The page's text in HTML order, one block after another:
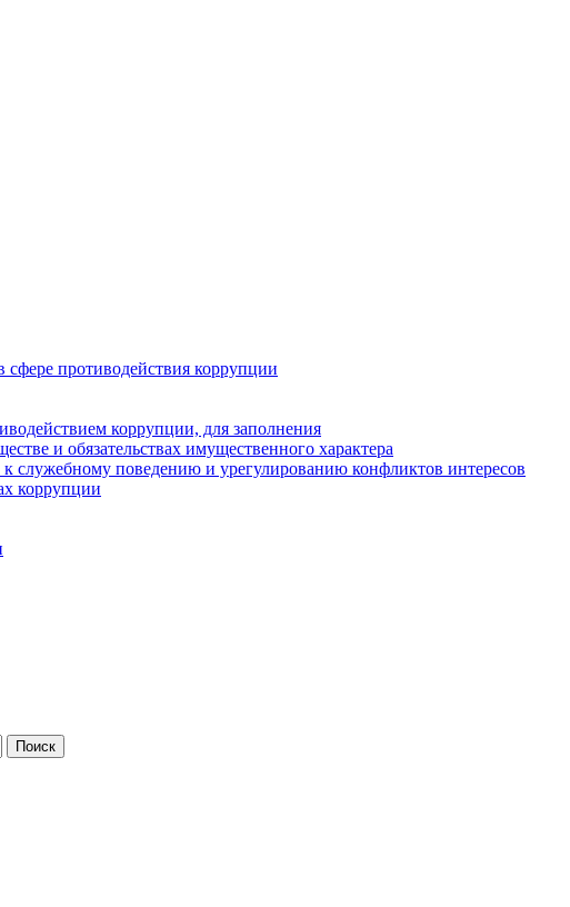
противодействия коррупции
коррупции, для заполнения
и обязательствах имущественного характера
служебному поведению и урегулированию конфликтов интересов
коррупции